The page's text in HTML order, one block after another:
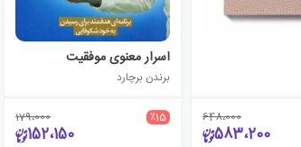
648،000
583،200
اسرار معنوی موفقیت
برندن برچارد
٪15 179،000
152،150